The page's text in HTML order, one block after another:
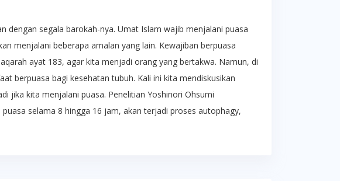
dengan segala barokah-nya. Umat Islam wajib menjalani puasa
menjalani beberapa amalan yang lain. Kewajiban berpuasa
ayat 183, agar kita menjadi orang yang bertakwa. Namun, di
berpuasa bagi kesehatan tubuh. Kali ini kita mendiskusikan
jika kita menjalani puasa. Penelitian Yoshinori Ohsumi
selama 8 hingga 16 jam, akan terjadi proses autophagy,